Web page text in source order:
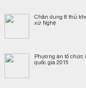
Chân dung 8 thủ
xứ Nghệ
Phương án tổ chức
quốc gia 2015